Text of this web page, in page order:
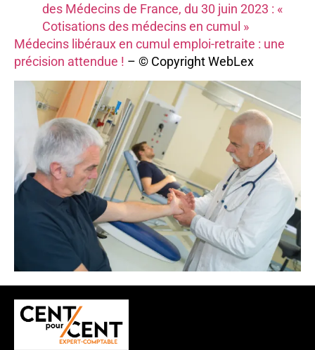
des Médecins de France, du 30 juin 2023 : «
Cotisations des médecins en cumul »
Médecins libéraux en cumul emploi-retraite : une
précision attendue ! – © Copyright WebLex